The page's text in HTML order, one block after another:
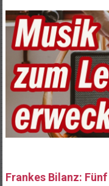
Frankes Bilanz: